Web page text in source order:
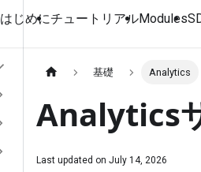
はじめにチュートリアルModules
基礎 Analytics
Analytics
Last updated on July 14, 2026